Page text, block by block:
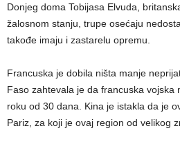
Donjeg doma Tobijasa Elvuda,
žalosnom stanju, trupe osećaju
takođe imaju i zastarelu opremu.
Francuska je dobila ništa manje
Faso zahtevala je da francuska vojska
roku od 30 dana. Kina je istakla da je
Pariz, za ​​koji je ovaj region od velikog